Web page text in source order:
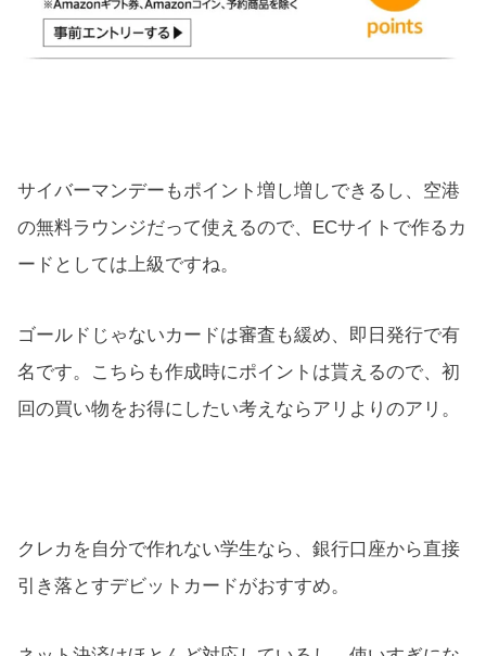
サイバーマンデーもポイント増し増しできるし、空港
の無料ラウンジだって使えるので、ECサイトで作るカ
ードとしては上級ですね。
ゴールドじゃないカードは審査も緩め、即日発行で有
名です。こちらも作成時にポイントは貰えるので、初
回の買い物をお得にしたい考えならアリよりのアリ。
クレカを自分で作れない学生なら、銀行口座から直接
引き落とすデビットカードがおすすめ。